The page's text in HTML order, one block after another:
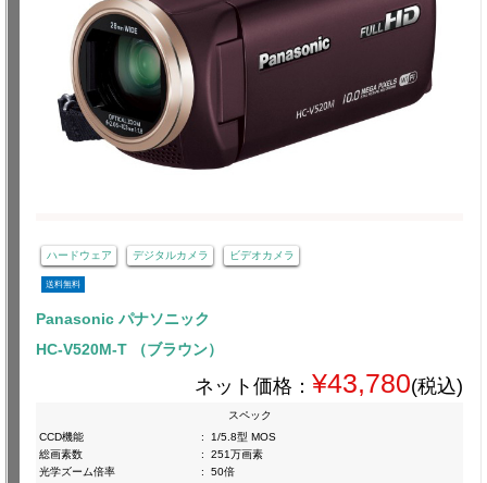
ハードウェア デジタルカメラ ビデオカメラ
送料無料
Panasonic パナソニック
HC-V520M-T （ブラウン）
ネット価格： ¥43,780(税込)
スペック
CCD機能
:
1/5.8型 MOS
総画素数
:
251万画素
光学ズーム倍率
:
50倍